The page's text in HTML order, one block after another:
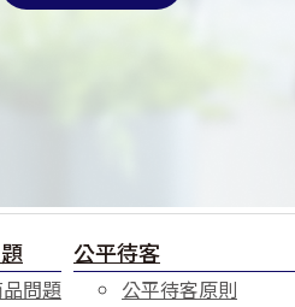
問題
公平待客
公平待客原則